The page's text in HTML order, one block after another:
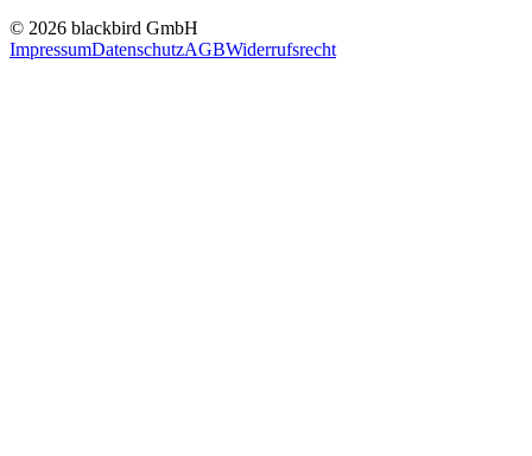
© 2026 blackbird GmbH
ImpressumDatenschutzAGBWiderrufsrecht